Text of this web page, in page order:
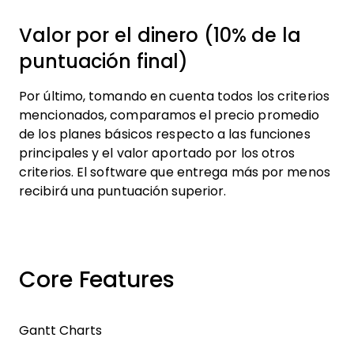
Valor por el dinero (10% de la
puntuación final)
Por último, tomando en cuenta todos los criterios
mencionados, comparamos el precio promedio
de los planes básicos respecto a las funciones
principales y el valor aportado por los otros
criterios. El software que entrega más por menos
recibirá una puntuación superior.
Core Features
Gantt Charts